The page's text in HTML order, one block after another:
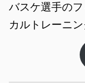
バスケ選手の
カルトレーニ